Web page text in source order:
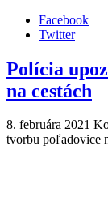
Facebook
Twitter
Polícia
na cestách
8. februára 2021
tvorbu poľadovice